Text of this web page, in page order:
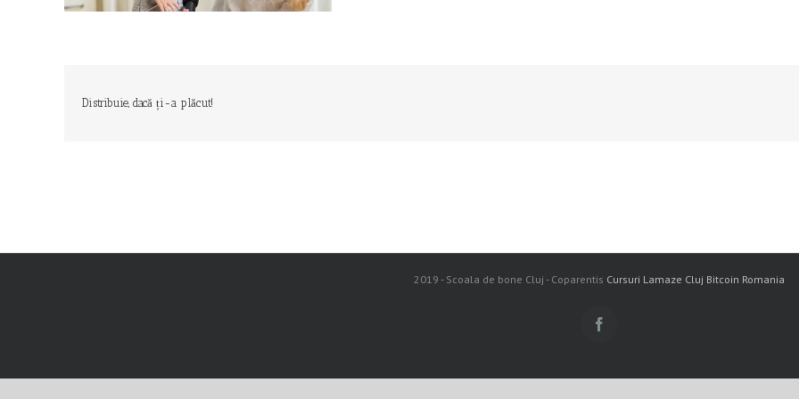
Distribuie, dacă ți-a plăcut!
2019 - Scoala de bone Cluj - Coparentis Cursuri Lamaze Cluj Bitcoin Romania